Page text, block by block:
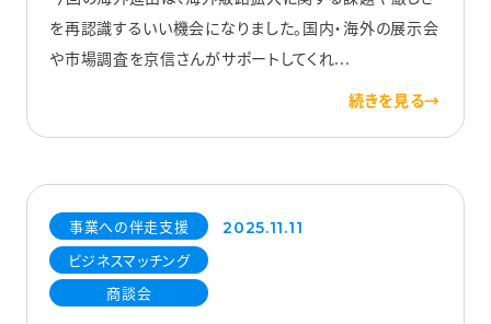
を再認識するいい機会になりました。国内・海外の展示会
や市場調査を京信さんがサポートしてくれ...
事業への伴走支援
ビジネスマッチング
商談会
2025.11.11